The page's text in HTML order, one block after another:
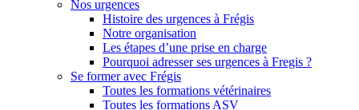
Nos urgences
Histoire des urgences à Frégis
Notre organisation
Les étapes d’une prise en charge
Pourquoi adresser ses urgences à Fregis ?
Se former avec Frégis
Toutes les formations vétérinaires
Toutes les formations ASV